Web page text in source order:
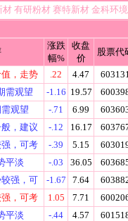
材 有研粉材 赛特新材 金科环
涨跌
幅%
收盘
价
股票代
，走势 .22 4.47
需观望 -1.16 19.57
观望 -.71 6.99
，建议 -.12 16.17
，可考 -.39 5.15
平淡 -.03 36.05
强，可 -1.67 7.64
，可考 1.05 7.71
平淡 -.44 4.57